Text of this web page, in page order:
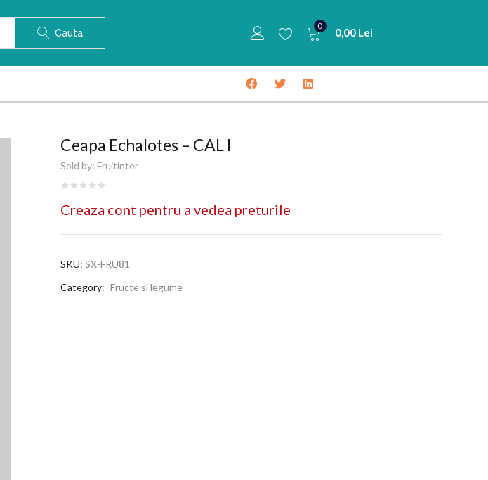
Cauta
0
0,00 Lei
Ceapa Echalotes – CAL I
Sold by: Fruitinter
Creaza cont pentru a vedea preturile
SKU: SX-FRU81
Category: Fructe si legume